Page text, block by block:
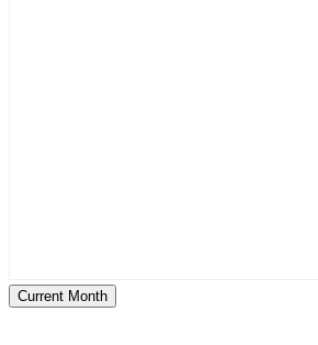
Current Month